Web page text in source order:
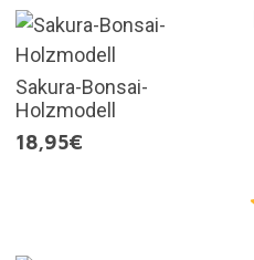
Sakura-Bonsai-
Holzmodell
18,95€